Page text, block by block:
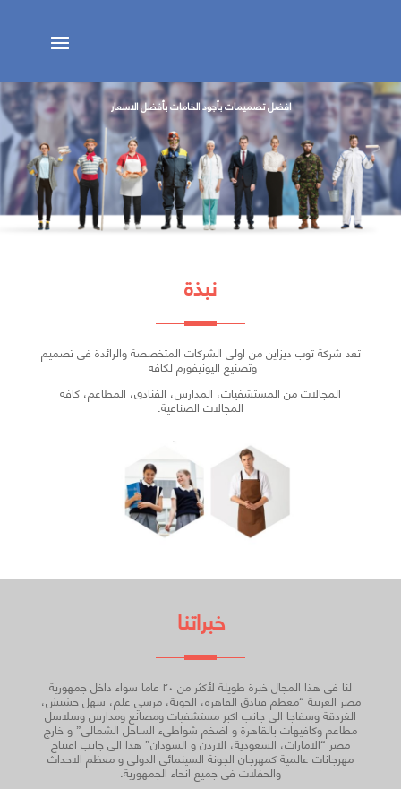
افضل تصميمات بأجود الخامات بأفضل الاسعار
نبذة
تعد شركة توب ديزاين من اولى الشركات المتخصصة والرائدة فى تصميم
وتصنيع اليونيفورم لكافة
المجالات من المستشفيات، المدارس، الفنادق، المطاعم، كافة
المجالات الصناعية.
خبراتنا
لنا فى هذا المجال خبرة طويلة لأكثر من ٢٠ عاما سواء داخل جمهورية
مصر العربية “معظم فنادق القاهرة، الجونة، مرسي علم، سهل حشيش،
الغردقة وسفاجا الى جانب اكبر مستشفيات ومصانع ومدارس وسلاسل
مطاعم وكافيهات بالقاهرة و اضخم شواطىء الساحل الشمالى” و خارج
مصر “الامارات، السعودية، الاردن و السودان” هذا الى جانب افتتاح
مهرجانات عالمية كمهرجان الجونة السينمائى الدولى و معظم الاحداث
والحفلات فى جميع انحاء الجمهورية.